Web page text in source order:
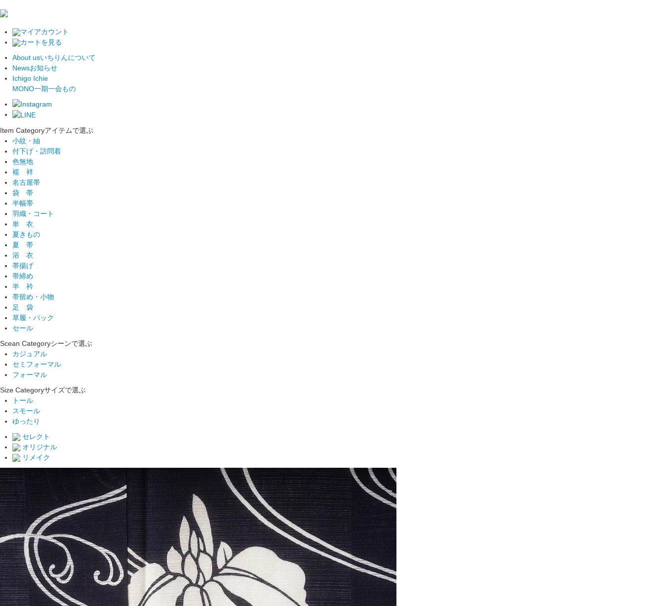
マイアカウント
カートを見る
About usいちりんについて
Newsお知らせ
Ichigo Ichie
MONO一期一会もの
Item Categoryアイテムで選ぶ
小紋・紬
付下げ・訪問着
色無地
襦 袢
名古屋帯
袋 帯
半幅帯
羽織・コート
単 衣
夏きもの
夏 帯
浴 衣
帯揚げ
帯締め
半 衿
帯留め・小物
足 袋
草履・バック
セール
Scean Categoryシーンで選ぶ
カジュアル
セミフォーマル
フォーマル
Size Categoryサイズで選ぶ
トール
スモール
ゆったり
セレクト
オリジナル
リメイク